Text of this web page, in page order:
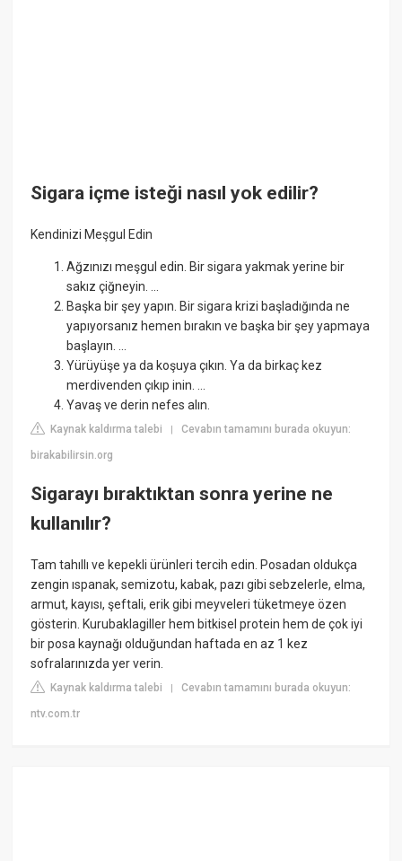
Sigara içme isteği nasıl yok edilir?
Kendinizi Meşgul Edin
Ağzınızı meşgul edin. Bir sigara yakmak yerine bir
sakız çiğneyin. ...
Başka bir şey yapın. Bir sigara krizi başladığında ne
yapıyorsanız hemen bırakın ve başka bir şey yapmaya
başlayın. ...
Yürüyüşe ya da koşuya çıkın. Ya da birkaç kez
merdivenden çıkıp inin. ...
Yavaş ve derin nefes alın.
Kaynak kaldırma talebi |Cevabın tamamını burada okuyun:
birakabilirsin.org
Sigarayı bıraktıktan sonra yerine ne
kullanılır?
Tam tahıllı ve kepekli ürünleri tercih edin. Posadan oldukça
zengin ıspanak, semizotu, kabak, pazı gibi sebzelerle, elma,
armut, kayısı, şeftali, erik gibi meyveleri tüketmeye özen
gösterin. Kurubaklagiller hem bitkisel protein hem de çok iyi
bir posa kaynağı olduğundan haftada en az 1 kez
sofralarınızda yer verin.
Kaynak kaldırma talebi |Cevabın tamamını burada okuyun:
ntv.com.tr